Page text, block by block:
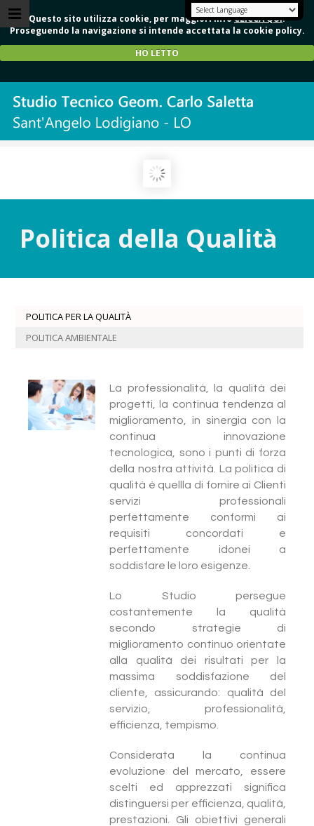
Questo sito utilizza cookie, per maggiori infoCLICCA QUI.
Proseguendo la navigazione si intende accettata la cookie policy.
HO LETTO
Politica della Qualità
POLITICA PER LA QUALITÀ
POLITICA AMBIENTALE
La professionalità, la qualità dei
progetti, la continua tendenza al
miglioramento, in sinergia con la
continua innovazione
tecnologica, sono i punti di forza
della nostra attività. La politica di
qualità è quellla di fornire ai Clienti
servizi professionali
perfettamente conformi ai
requisiti concordati e
perfettamente idonei a
soddisfare le loro esigenze.
Lo Studio persegue
costantemente la qualità
secondo strategie di
miglioramento continuo orientate
alla qualità dei risultati per la
massima soddisfazione del
cliente, assicurando: qualità del
servizio, professionalità,
efficienza, tempismo.
Considerata la continua
evoluzione del mercato, essere
scelti ed apprezzati significa
distinguersi per efficienza, qualità,
prestazioni. Gli obiettivi generali